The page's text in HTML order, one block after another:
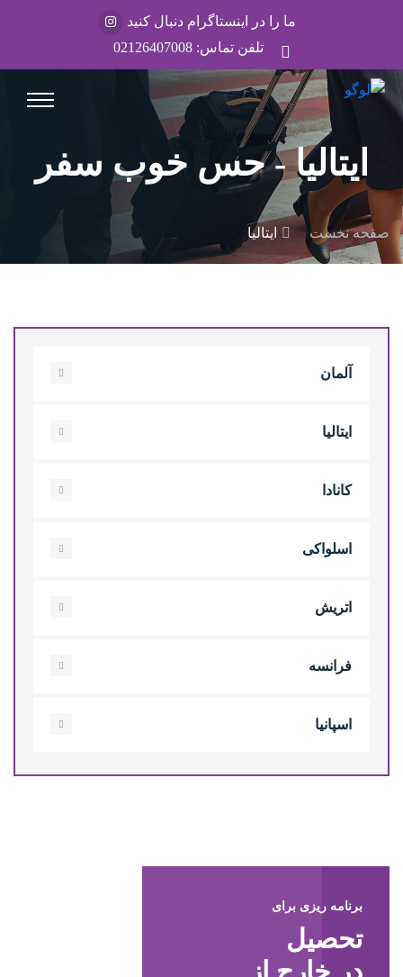
ما را در اینستاگرام دنبال کنید
تلفن تماس:02126407008
ایتالیا - حس خوب سفر
صفحه نخست ایتالیا
آلمان
ایتالیا
کانادا
اسلواکی
اتریش
فرانسه
اسپانیا
برنامه ریزی برای
تحصیل